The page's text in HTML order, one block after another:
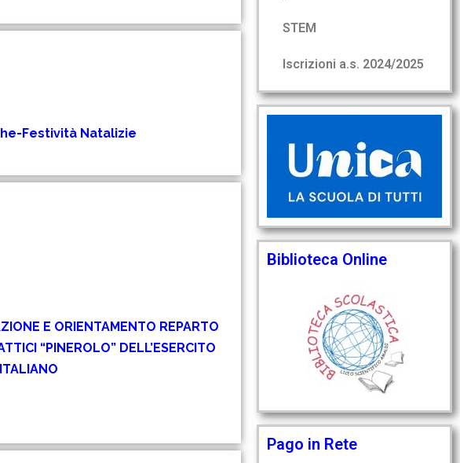
Festività Natalizie
E ORIENTAMENTO REPARTO
“PINEROLO” DELL’ESERCITO
ITALIANO
STEM
Iscrizioni a.s. 2024/2025
Biblioteca Online
Pago in Rete